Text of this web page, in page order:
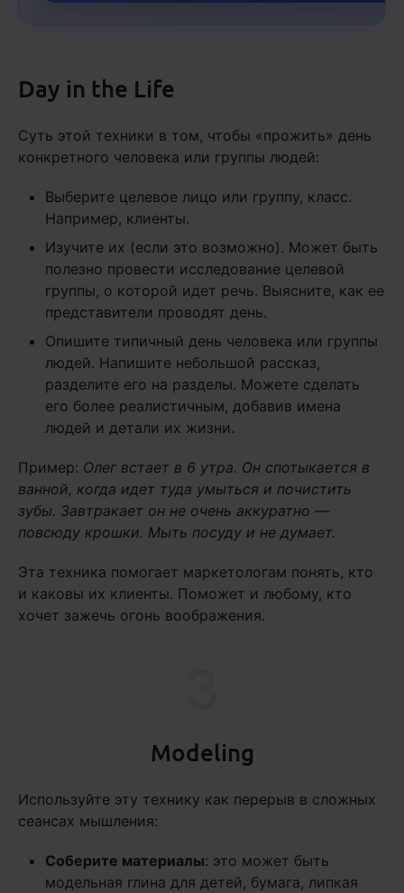
Day in the Life
Суть этой техники в том, чтобы «прожить» день
конкретного человека или группы людей:
Выберите целевое лицо или группу, класс.
Например, клиенты.
Изучите их (если это возможно). Может быть
полезно провести исследование целевой
группы, о которой идет речь. Выясните, как ее
представители проводят день.
Опишите типичный день человека или группы
людей. Напишите небольшой рассказ,
разделите его на разделы. Можете сделать
его более реалистичным, добавив имена
людей и детали их жизни.
Пример: Олег встает в 6 утра. Он спотыкается в
ванной, когда идет туда умыться и почистить
зубы. Завтракает он не очень аккуратно —
повсюду крошки. Мыть посуду и не думает.
Эта техника помогает маркетологам понять, кто
и каковы их клиенты. Поможет и любому, кто
хочет зажечь огонь воображения.
Modeling
Используйте эту технику как перерыв в сложных
сеансах мышления:
Соберите материалы: это может быть
модельная глина для детей, бумага, липкая